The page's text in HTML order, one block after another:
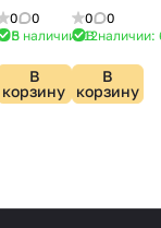
5
0
0
В наличии: 12
В
корзину
0/1A
0
0
В наличии:
В
корзину